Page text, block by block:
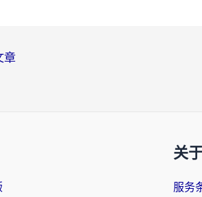
章
关
服务